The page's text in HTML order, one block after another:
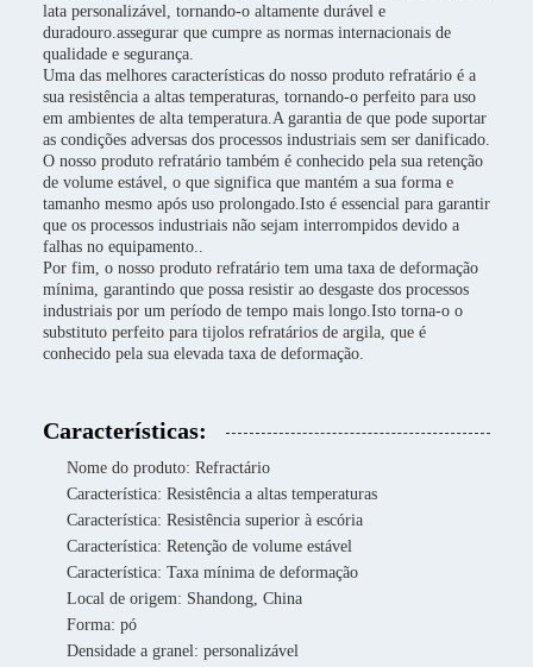
lata personalizável, tornando-o altamente durável e
duradouro.assegurar que cumpre as normas internacionais de
qualidade e segurança.
Uma das melhores características do nosso produto refratário é a
sua resistência a altas temperaturas, tornando-o perfeito para uso
em ambientes de alta temperatura.A garantia de que pode suportar
as condições adversas dos processos industriais sem ser danificado.
O nosso produto refratário também é conhecido pela sua retenção
de volume estável, o que significa que mantém a sua forma e
tamanho mesmo após uso prolongado.Isto é essencial para garantir
que os processos industriais não sejam interrompidos devido a
falhas no equipamento..
Por fim, o nosso produto refratário tem uma taxa de deformação
mínima, garantindo que possa resistir ao desgaste dos processos
industriais por um período de tempo mais longo.Isto torna-o o
substituto perfeito para tijolos refratários de argila, que é
conhecido pela sua elevada taxa de deformação.
Características:
Nome do produto: Refractário
Característica: Resistência a altas temperaturas
Característica: Resistência superior à escória
Característica: Retenção de volume estável
Característica: Taxa mínima de deformação
Local de origem: Shandong, China
Forma: pó
Densidade a granel: personalizável